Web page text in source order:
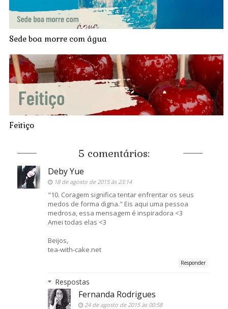
Sede boa morre com água
Feitiço
5 comentários:
Deby Yue
18 de agosto de 2015 às 23:14
"10. Coragem significa tentar enfrentar os seus
medos de forma digna." Eis aqui uma pessoa
medrosa, essa mensagem é inspiradora <3
Amei todas elas <3
Beijos,
tea-with-cake.net
Responder
Respostas
Fernanda Rodrigues
24 de agosto de 2015 às 00:58